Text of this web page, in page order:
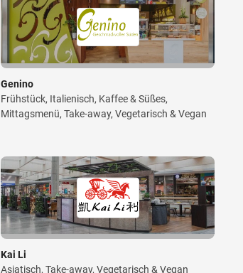
Genino
Frühstück, Italienisch, Kaffee & Süßes,
Mittagsmenü, Take-away, Vegetarisch & Vegan
Kai Li
Asiatisch, Take-away, Vegetarisch & Vegan